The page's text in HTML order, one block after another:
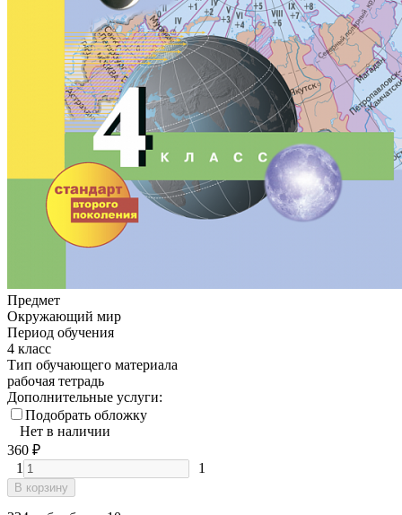
Предмет
Окружающий мир
Период обучения
4 класс
Тип обучающего материала
рабочая тетрадь
Дополнительные услуги:
Подобрать обложку
Нет в наличии
360 ₽
1
1
В корзину